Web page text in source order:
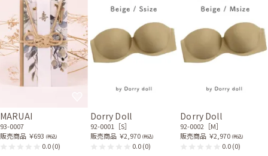
MARUAI
93-0007
販売商品 ￥693 (税込)
0.0(0)
Dorry Doll
92-0001［S］
販売商品 ￥2,970 (税込)
0.0(0)
Dorry Doll
92-0002［M］
販売商品 ￥2,970 (税込)
0.0(0)